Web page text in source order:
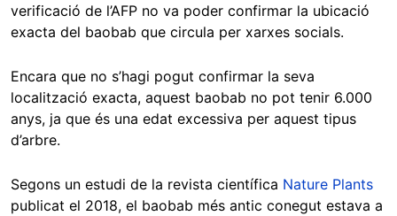
verificació de l’AFP no va poder confirmar la ubicació
exacta del baobab que circula per xarxes socials.
Encara que no s’hagi pogut confirmar la seva
localització exacta, aquest baobab no pot tenir 6.000
anys, ja que és una edat excessiva per aquest tipus
d’arbre.
Segons un estudi de la revista científica Nature Plants
publicat el 2018, el baobab més antic conegut estava a